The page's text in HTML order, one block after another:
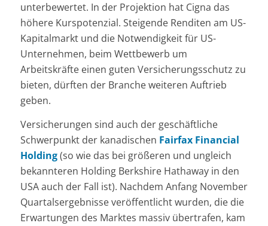
unterbewertet. In der Projektion hat Cigna das
höhere Kurspotenzial. Steigende Renditen am US-
Kapitalmarkt und die Notwendigkeit für US-
Unternehmen, beim Wettbewerb um
Arbeitskräfte einen guten Versicherungsschutz zu
bieten, dürften der Branche weiteren Auftrieb
geben.
Versicherungen sind auch der geschäftliche
Schwerpunkt der kanadischen Fairfax Financial
Holding(so wie das bei größeren und ungleich
bekannteren Holding Berkshire Hathaway in den
USA auch der Fall ist). Nachdem Anfang November
Quartalsergebnisse veröffentlicht wurden, die die
Erwartungen des Marktes massiv übertrafen, kam